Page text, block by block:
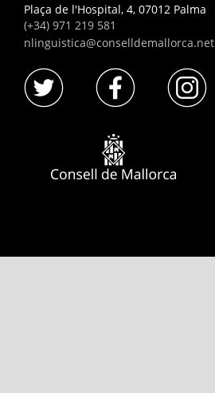
Plaça de l'Hospital, 4, 07012 Palma
(+34) 971 219 581
nlinguistica@conselldemallorca.net